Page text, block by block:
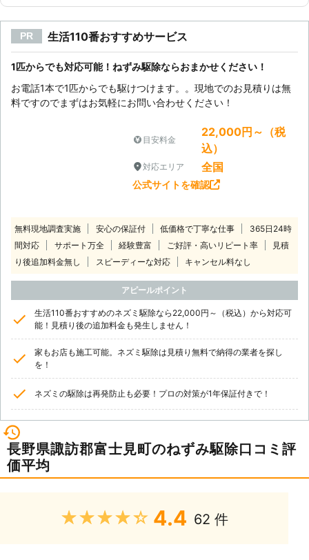
す。そのような場合は、お客様にも毒
餌がある場所にペットを近づかせない
よう協力をお願いいたします。 ネズ
ミはとても知能が高く駆除を完了した
としても、別の侵入経路を作り巣に戻
そ、早めの対策が必要となります。
ご自宅でネズミを見かけた時はすぐに
でも害虫の便利屋さんへご相談くださ
い。 お客様の立場に立ちながら最適
な駆除方法をご提案していきます。
PR 生活110番おすすめサービス
1匹からでも対応可能！ねずみ駆除ならおまかせください！
お電話1本で1匹からでも駆けつけます。。現地でのお見積りは無
料ですのでまずはお気軽にお問い合わせください！
目安料金
22,000円～（税
込）
対応エリア 全国
公式サイトを確認
無料現地調査実施 安心の保証付 低価格で丁寧な仕事
365日24時
間対応
サポート万全 経験豊富 ご好評・高いリピート率
見積
り後追加料金無し
スピーディーな対応 キャンセル料なし
アピールポイント
生活110番おすすめのネズミ駆除なら22,000円～（税込）から対応可
能！見積り後の追加料金も発生しません！
家もお店も施工可能。ネズミ駆除は見積り無料で納得の業者を探し
を！
ネズミの駆除は再発防止も必要！プロの対策が1年保証付きで！
長野県諏訪郡富士見町のねずみ駆除口コミ評
価平均
★★★★★ 4.4 62 件